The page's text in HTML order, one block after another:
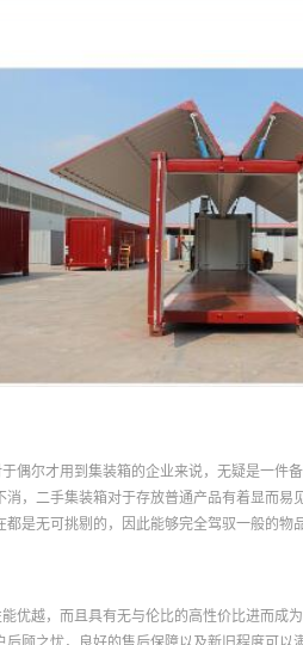
偶尔才用到集装箱的企业来说，无疑是一件
消，二手集装箱对于存放普通产品有着显而
是无可挑剔的，因此能够完全驾驭一般的物
能优越，而且具有无与伦比的高性价比进而成